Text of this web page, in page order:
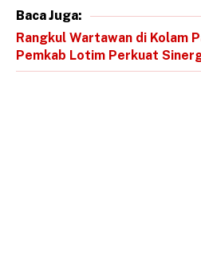
Baca Juga:
Rangkul Wartawan di Kolam
Pemkab Lotim Perkuat